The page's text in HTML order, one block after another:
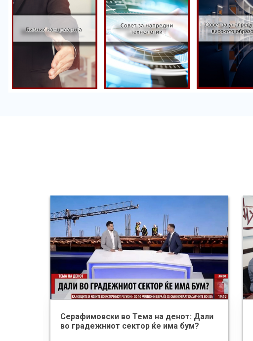
Серафимовски во Тема на денот: Дали
во градежниот сектор ќе има бум?